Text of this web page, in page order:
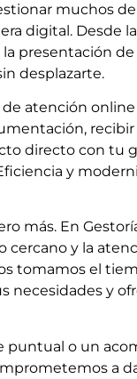
muchos
digital. Desde
presentación
desplazarte.
atención
directo con tu
y
más. En
cercano y la
tomamos el
necesidades y
puntual o un
a